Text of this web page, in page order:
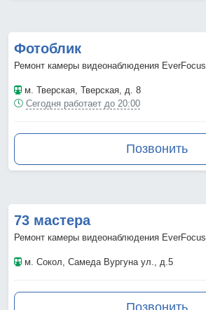
Фотоблик
Ремонт камеры видеонаблюдения EverFocus
м. Тверская, Тверская, д. 8
Сегодня работает до 20:00
Позвонить
73 мастера
Ремонт камеры видеонаблюдения EverFocus
м. Сокол, Самеда Вургуна ул., д.5